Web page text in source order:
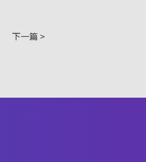
下一篇 >